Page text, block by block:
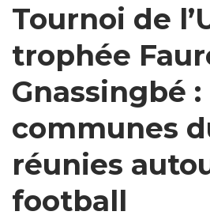
Tournoi de
trophée
Gnassingbé
communes
réunies
football